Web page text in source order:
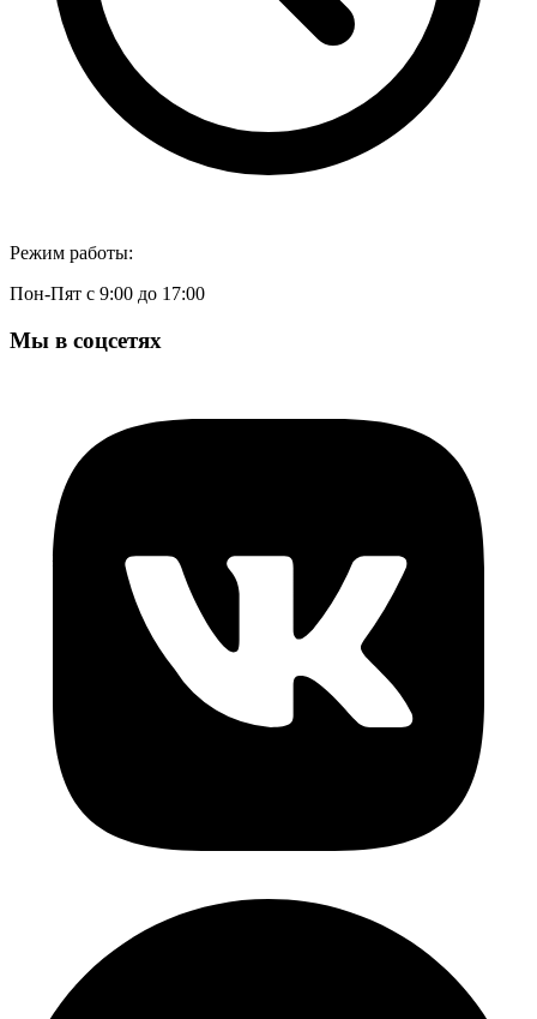
Режим работы:
Пон-Пят с 9:00 до 17:00
Мы в соцсетях